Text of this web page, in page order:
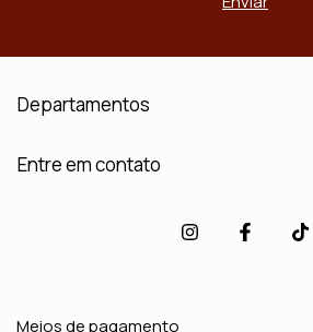
Departamentos
Entre em contato
Meios de pagamento